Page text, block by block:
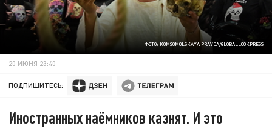
ФОТО: KOMSOMOLSKAYA PRAVDA/GLOBALLOOKPRESS
20 ИЮНЯ 23:40
ПОДПИШИТЕСЬ:
Иностранных наёмников казнят. И это